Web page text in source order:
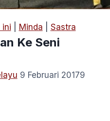
ini Minda Sastra
Ke Seni
9 Februari 20179